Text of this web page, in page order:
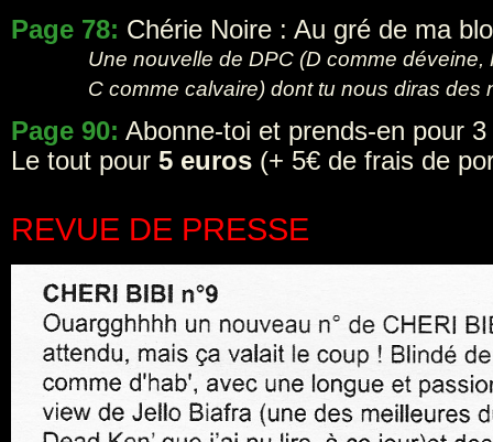
Page 78: Chérie Noire : Au gré de ma
Une nouvelle de DPC (D comme déveine,
C comme calvaire) dont tu nous diras
Page 90: Abonne-toi et prends-en pour
Le tout pour 5 euros (+ 5€ de frais de
REVUE DE PRESSE